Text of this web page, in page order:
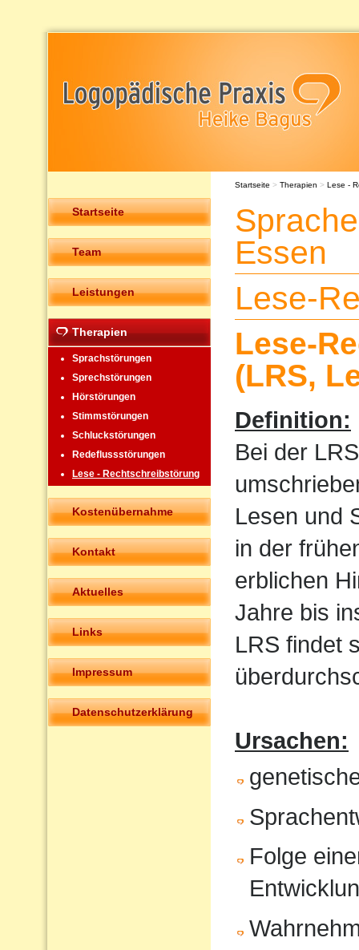
Startseite
Team
Leistungen
Therapien
Sprachstörungen
Sprechstörungen
Hörstörungen
Stimmstörungen
Schluckstörungen
Redeflussstörungen
Lese - Rechtschreibstörung
Kostenübernahme
Kontakt
Aktuelles
Links
Impressum
Datenschutzerklärung
Startseite > Therapien > Lese -
Essen
Lese-
Lese-
(LRS,
Definition:
Bei der
Lesen und
in der
erblichen
Jahre bis
LRS findet
Ursachen:
Folge